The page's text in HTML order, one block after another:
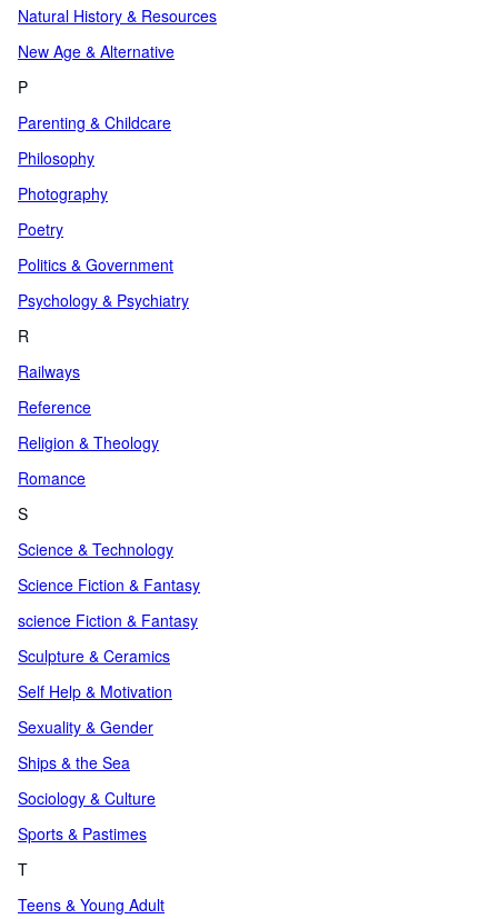
Natural History & Resources
New Age & Alternative
P
Parenting & Childcare
Philosophy
Photography
Poetry
Politics & Government
Psychology & Psychiatry
R
Railways
Reference
Religion & Theology
Romance
S
Science & Technology
Science Fiction & Fantasy
science Fiction & Fantasy
Sculpture & Ceramics
Self Help & Motivation
Sexuality & Gender
Ships & the Sea
Sociology & Culture
Sports & Pastimes
T
Teens & Young Adult